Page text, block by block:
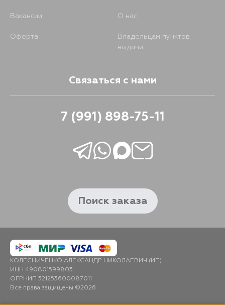
Вакансии О нас
Оферта
Владельцам пунктов
выдачи
Связаться с нами
7 (991) 898-75-11
Поиск заказа
КОЛЕСНИЧЕНКО АЛЕКСАНДР НИКОЛАЕВИЧ (ИП)
ИНН 490801599803
ОГРНИП 321253600087011
Все права защищены ©2026